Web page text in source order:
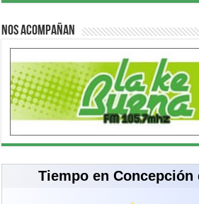
Nos acompañan
Tiempo en Concepción